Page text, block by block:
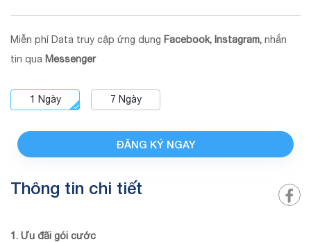
Miễn phí Data truy cập ứng dụng Facebook, Instagram, nhắn
tin qua Messenger
1 Ngày 7 Ngày
ĐĂNG KÝ NGAY
Thông tin chi tiết
1. Ưu đãi gói cước